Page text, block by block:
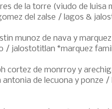
de la torre (viudo de luisa
del zalse / lagos &
munoz de nava y
/ jalostotitlan *marquez
cortez de monrroy y
antonia de lecuona y ponze